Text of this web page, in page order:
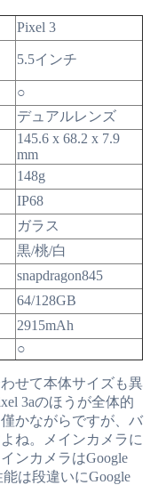
Pixel 3
5.5インチ
○
デュアルレンズ
145.6 x 68.2 x 7.9
mm
148g
IP68
ガラス
黒/桃/白
snapdragon845
64/128GB
2915mAh
○
せて本体サイズも異
3aのほうが全体的
かながらですが、バ
ね。メインカメラに
ンカメラはGoogle
は段違いにGoogle